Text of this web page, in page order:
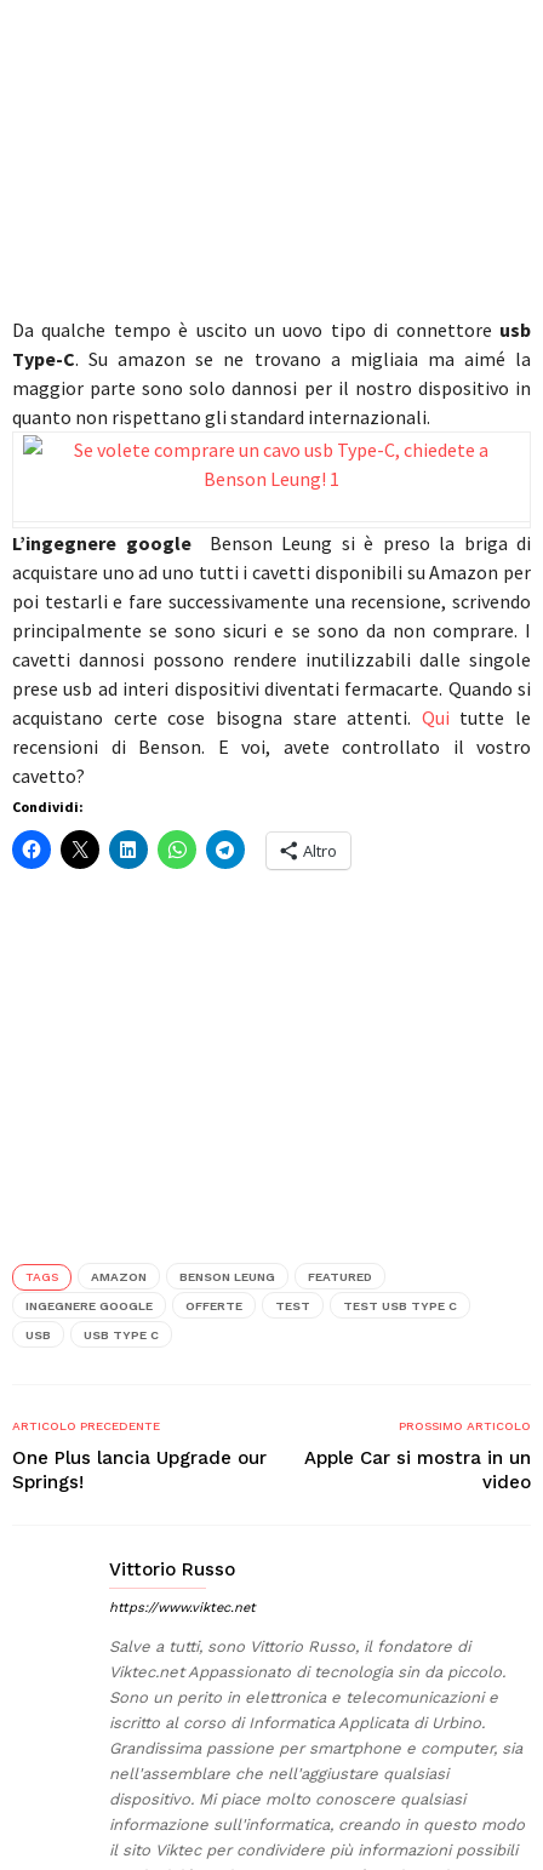
Da qualche tempo è uscito un uovo tipo di connettore usb
Type-C. Su amazon se ne trovano a migliaia ma aimé la
maggior parte sono solo dannosi per il nostro dispositivo in
quanto non rispettano gli standard internazionali.
L’ingegnere google Benson Leung si è preso la briga di
acquistare uno ad uno tutti i cavetti disponibili su Amazon per
poi testarli e fare successivamente una recensione, scrivendo
principalmente se sono sicuri e se sono da non comprare. I
cavetti dannosi possono rendere inutilizzabili dalle singole
prese usb ad interi dispositivi diventati fermacarte. Quando si
acquistano certe cose bisogna stare attenti. Qui tutte le
recensioni di Benson. E voi, avete controllato il vostro
cavetto?
Condividi:
Altro
TAGS AMAZON BENSON LEUNG FEATURED
INGEGNERE GOOGLE OFFERTE TEST TEST USB TYPE C
USB USB TYPE C
ARTICOLO PRECEDENTE
One Plus lancia Upgrade our
Springs!
PROSSIMO ARTICOLO
Apple Car si mostra in un
video
Vittorio Russo
https://www.viktec.net
Salve a tutti, sono Vittorio Russo, il fondatore di
Viktec.net Appassionato di tecnologia sin da piccolo.
Sono un perito in elettronica e telecomunicazioni e
iscritto al corso di Informatica Applicata di Urbino.
Grandissima passione per smartphone e computer, sia
nell'assemblare che nell'aggiustare qualsiasi
dispositivo. Mi piace molto conoscere qualsiasi
informazione sull'informatica, creando in questo modo
il sito Viktec per condividere più informazioni possibili